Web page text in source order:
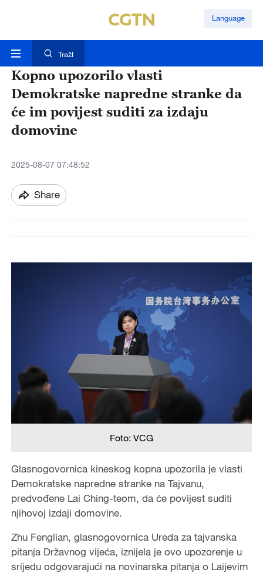
Language
TražI
Kopno upozorilo vlasti
Demokratske napredne stranke da
će im povijest suditi za izdaju
domovine
2025-08-07 07:48:52
Share
Foto: VCG
Glasnogovornica kineskog kopna upozorila je vlasti
Demokratske napredne stranke na Tajvanu,
predvođene Lai Ching-teom, da će povijest suditi
njihovoj izdaji domovine.
Zhu Fenglian, glasnogovornica Ureda za tajvanska
pitanja Državnog vijeća, iznijela je ovo upozorenje u
srijedu odgovarajući na novinarska pitanja o Laijevim